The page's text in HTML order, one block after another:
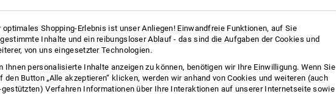
optimales Shopping-Erlebnis ist unser Anliegen! Einwandfreie Funktionen, auf Sie
Inhalte und ein reibungsloser Ablauf - das sind die Aufgaben der Cookies und
von uns eingesetzter Technologien.
Ihnen personalisierte Inhalte anzeigen zu können, benötigen wir Ihre Einwilligung. Wenn Sie
den Button „Alle akzeptieren“ klicken, werden wir anhand von Cookies und weiteren (auch
gestützten) Verfahren Informationen über Ihre Interaktionen auf unserer Internetseite sowie